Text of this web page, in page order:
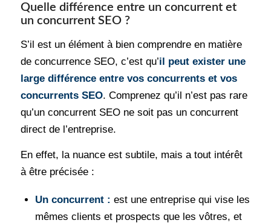
Quelle différence entre un concurrent et
un concurrent SEO ?
S’il est un élément à bien comprendre en matière
de concurrence SEO, c’est qu’il peut exister une
large différence entre vos concurrents et vos
concurrents SEO. Comprenez qu’il n’est pas rare
qu’un concurrent SEO ne soit pas un concurrent
direct de l’entreprise.
En effet, la nuance est subtile, mais a tout intérêt
à être précisée :
Un concurrent : est une entreprise qui vise les
mêmes clients et prospects que les vôtres, et